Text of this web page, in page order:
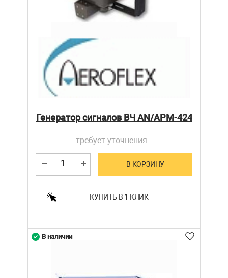
Генератор сигналов ВЧ AN/APM-424
требует уточнения
В КОРЗИНУ
КУПИТЬ В 1 КЛИК
В наличии